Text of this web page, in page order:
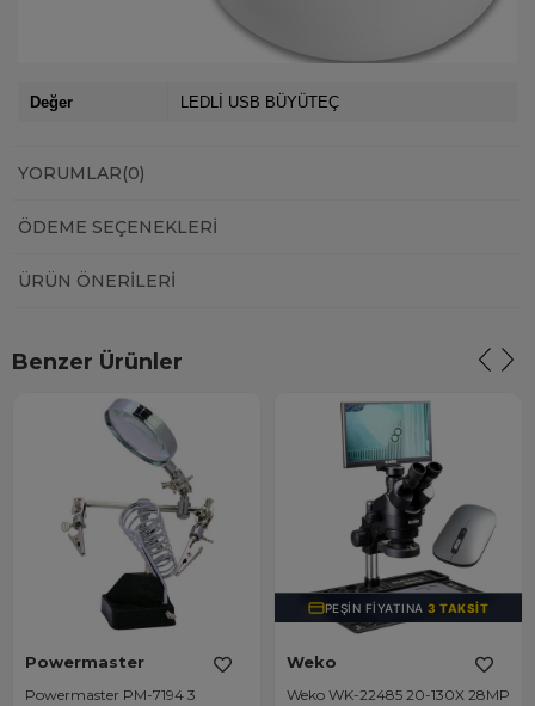
Değer LEDLİ USB BÜYÜTEÇ
YORUMLAR(0)
ÖDEME SEÇENEKLERI
ÜRÜN ÖNERILERI
Benzer Ürünler
Powermaster
Powermaster PM-7194 3
PEŞIN FIYATINA3 TAKSIT
Weko
Weko WK-22485 20-130X 28MP